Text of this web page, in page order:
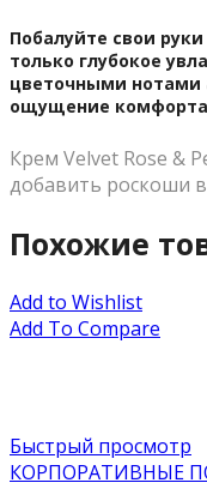
Побалуйте свои
только глубокое
цветочными нотами
ощущение
Крем Velvet Rose &
добавить роскоши
Похожие
Add to Wishlist
Add To Compare
Быстрый просмотр
КОРПОРАТИВНЫЕ